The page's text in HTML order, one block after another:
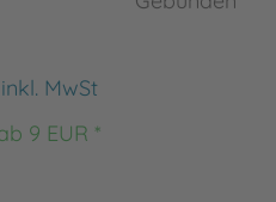
inkl. MwSt
9 EUR *